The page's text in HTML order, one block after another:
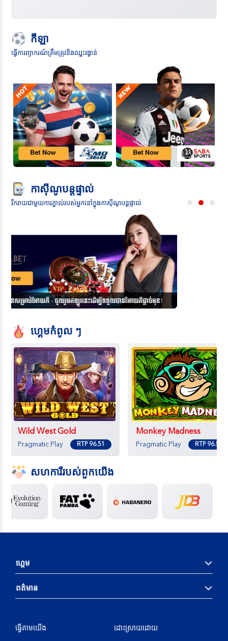
កីឡា
ធ្វើការព្យាករណ៍ត្រឹមត្រូវនិងឈ្នះរង្វាន់
កាស៊ីណូបន្តផ្ទាល់
រីករាយជាមួយការភ្នាល់របស់អ្នកនៅក្នុងកាស៊ីណូបន្តផ្ទាល់
ហ្គេមកំពូល ៗ
Gold
Play RTP 96.51 Pragmatic Play RTP 96.53
សហការីរបស់ពួកយើង
ហ្គេម
ធ្វើតាម​យើង ដោះស្រាយដោយ
អាជ្ញាប័ណ្ណ ហ្គេមដែលមានទំនួលខុសត្រូវ